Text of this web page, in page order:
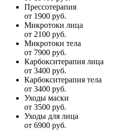
Прессотерапия
от 1900 руб.
Микротоки лица
от 2100 руб.
Микротоки тела
от 7900 руб.
Карбокситерапия лица
от 3400 руб.
Карбокситерапия тела
от 3400 руб.
Уходы маски
от 3500 руб.
Уходы для лица
от 6900 руб.